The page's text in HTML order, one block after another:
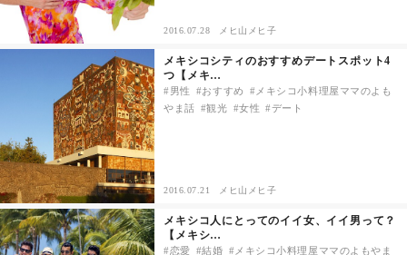
2016.07.28 メヒ山メヒ子
メキシコシティのおすすめデートスポット4
つ【メキ…
男性 おすすめ
メキシコ小料理屋ママのよも
やま話
観光 女性 デート
2016.07.21 メヒ山メヒ子
メキシコ人にとってのイイ女、イイ男って？
【メキシ…
恋愛 結婚
メキシコ小料理屋ママのよもやま